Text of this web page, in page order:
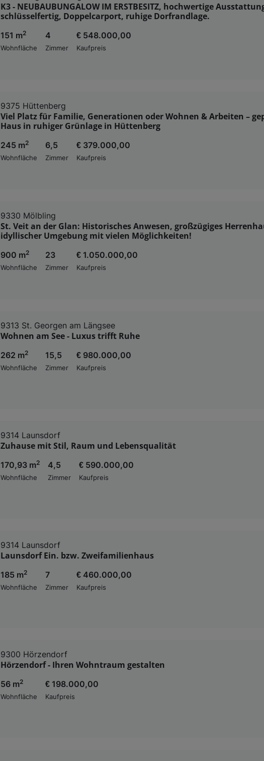
K3 - NEUBAUBUNGALOW IM ERSTBESITZ, hochwertige
schlüsselfertig, Doppelcarport, ruhige Dorfrandlage.
151 m2
Wohnfläche
4
Zimmer
€ 548.000,00
Kaufpreis
9375 Hüttenberg
Viel Platz für Familie, Generationen oder Wohnen & Arbeiten –
Haus in ruhiger Grünlage in Hüttenberg
245 m2
Wohnfläche
6,5
Zimmer
€ 379.000,00
Kaufpreis
9330 Mölbling
St. Veit an der Glan: Historisches Anwesen, großzügiges
idyllischer Umgebung mit vielen Möglichkeiten!
900 m2
Wohnfläche
23
Zimmer
€ 1.050.000,00
Kaufpreis
9313 St. Georgen am Längsee
Wohnen am See - Luxus trifft Ruhe
262 m2
Wohnfläche
15,5
Zimmer
€ 980.000,00
Kaufpreis
9314 Launsdorf
Zuhause mit Stil, Raum und Lebensqualität
170,93 m2
Wohnfläche
4,5
Zimmer
€ 590.000,00
Kaufpreis
9314 Launsdorf
Launsdorf Ein. bzw. Zweifamilienhaus
185 m2
Wohnfläche
7
Zimmer
€ 460.000,00
Kaufpreis
9300 Hörzendorf
Hörzendorf - Ihren Wohntraum gestalten
56 m2
Wohnfläche
€ 198.000,00
Kaufpreis